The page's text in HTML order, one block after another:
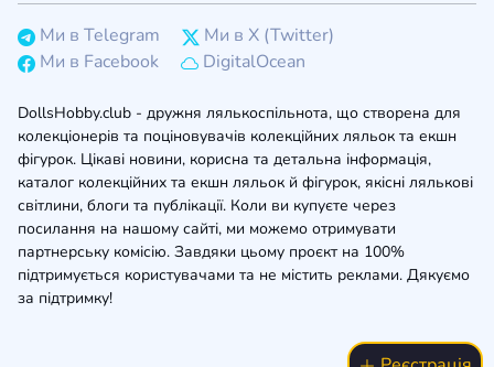
Ми в Telegram
Ми в X (Twitter)
Ми в Facebook
DigitalOcean
DollsHobby.club - дружня лялькоспільнота, що створена для
колекціонерів та поціновувачів колекційних ляльок та екшн
фігурок. Цікаві новини, корисна та детальна інформація,
каталог колекційних та екшн ляльок й фігурок, якісні лялькові
світлини, блоги та публікації. Коли ви купуєте через
посилання на нашому сайті, ми можемо отримувати
партнерську комісію. Завдяки цьому проєкт на 100%
підтримується користувачами та не містить реклами. Дякуємо
за підтримку!